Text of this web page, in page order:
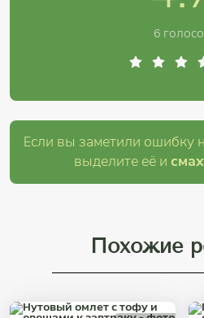
6
Если вы заметили ошибку
выделите её и
Похожие